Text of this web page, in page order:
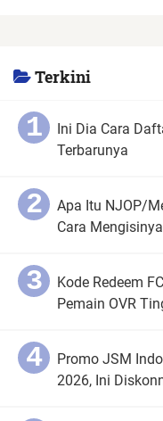
Terkini
Ini Dia Cara
Terbarunya
Apa Itu NJOP/
Cara Mengisinya
Kode Redeem
Pemain OVR
Promo JSM
2026, Ini